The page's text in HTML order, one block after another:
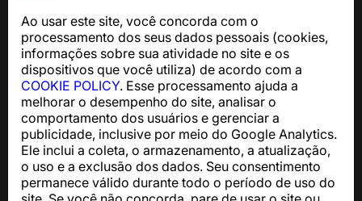
Ao usar este site, você concorda com o
processamento dos seus dados pessoais (cookies,
informações sobre sua atividade no site e os
dispositivos que você utiliza) de acordo com a
COOKIE POLICY. Esse processamento ajuda a
melhorar o desempenho do site, analisar o
comportamento dos usuários e gerenciar a
publicidade, inclusive por meio do Google Analytics.
Ele inclui a coleta, o armazenamento, a atualização,
o uso e a exclusão dos dados. Seu consentimento
permanece válido durante todo o período de uso do
Para dúvidas sobre conformidade com a GDPR:
support@numbuster.com
Central de Ajuda
Notícias e Artigos
Sobre o projeto
Contatos